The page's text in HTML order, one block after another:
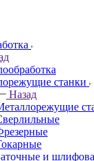
станки
Назад
и